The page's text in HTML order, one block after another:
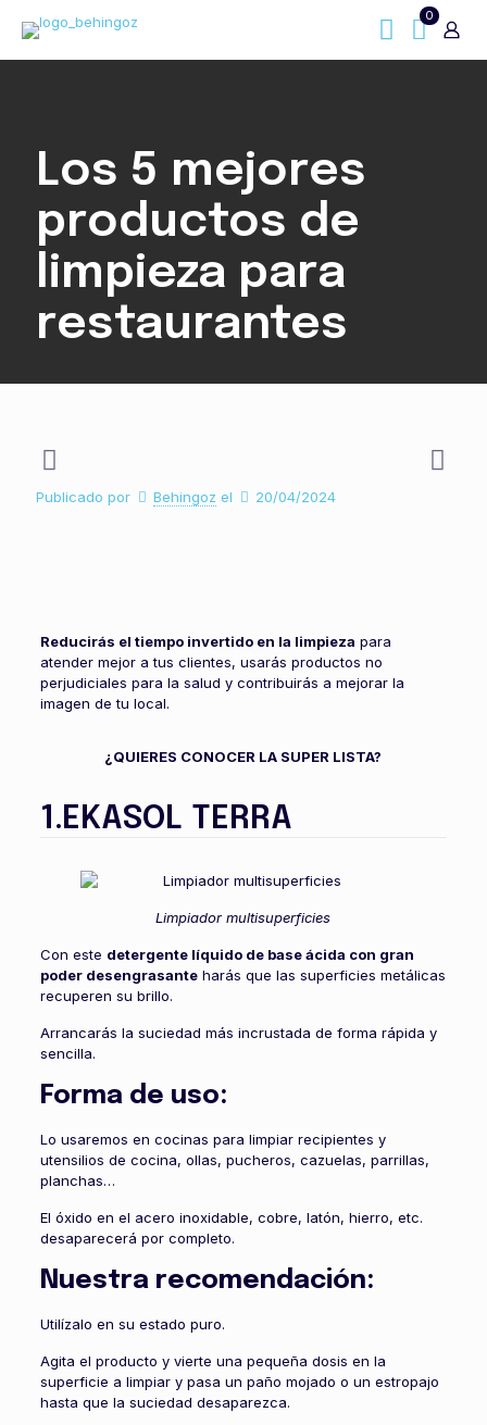
0
Los 5 mejores
productos de
limpieza para
restaurantes
Publicado por Behingoz el 20/04/2024
Reducirás el tiempo invertido en la limpieza para
atender mejor a tus clientes, usarás productos no
perjudiciales para la salud y contribuirás a mejorar la
imagen de tu local.
¿QUIERES CONOCER LA SUPER LISTA?
1.EKASOL TERRA
Limpiador multisuperficies
Con este detergente líquido de base ácida con gran
poder desengrasanteharás que las superficies metálicas
recuperen su brillo.
Arrancarás la suciedad más incrustada de forma rápida y
sencilla.
Forma de uso:
Lo usaremos en cocinas para limpiar recipientes y
utensilios de cocina, ollas, pucheros, cazuelas, parrillas,
planchas…
El óxido en el acero inoxidable, cobre, latón, hierro, etc.
desaparecerá por completo.
Nuestra recomendación:
Utilízalo en su estado puro.
Agita el producto y vierte una pequeña dosis en la
superficie a limpiar y pasa un paño mojado o un estropajo
hasta que la suciedad desaparezca.